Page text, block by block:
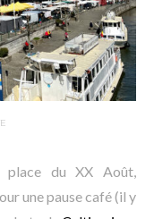
place du XX Août,
une pause café (il y